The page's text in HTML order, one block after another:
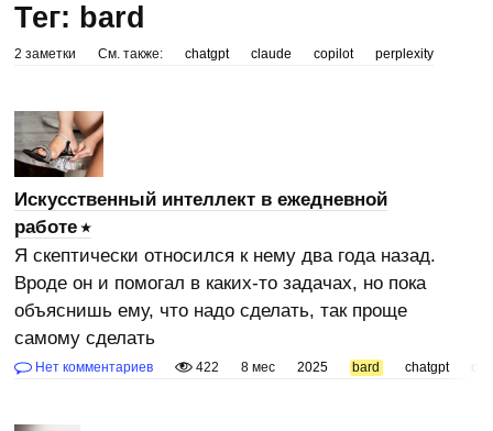
Тег: bard
2 заметки См. также: chatgpt claude copilot perplexity
Искусственный интеллект в ежедневной
работе
Я скептически относился к нему два года назад.
Вроде он и помогал в каких-то задачах, но пока
объяснишь ему, что надо сделать, так проще
самому сделать
Нет комментариев 422 8 мес 2025 bard chatgpt